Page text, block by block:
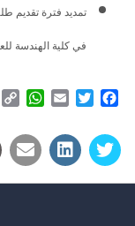
تمديد فترة تقديم
في كلية الهندسة للعام
Facebook
Twitter
Email